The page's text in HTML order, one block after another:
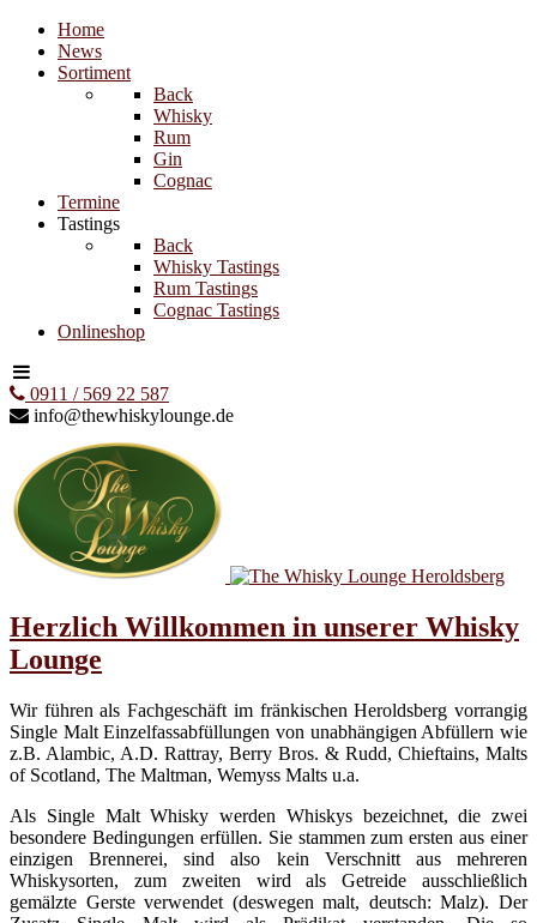
Home
News
Sortiment
Back
Whisky
Rum
Gin
Cognac
Termine
Tastings
Back
Whisky Tastings
Rum Tastings
Cognac Tastings
Onlineshop
0911 / 569 22 587
info@thewhiskylounge.de
Herzlich Willkommen in unserer Whisky
Lounge
Wir führen als Fachgeschäft im fränkischen Heroldsberg vorrangig
Single Malt Einzelfassabfüllungen von unabhängigen Abfüllern wie
z.B. Alambic, A.D. Rattray, Berry Bros. & Rudd, Chieftains, Malts
of Scotland, The Maltman, Wemyss Malts u.a.
Als Single Malt Whisky werden Whiskys bezeichnet, die zwei
besondere Bedingungen erfüllen. Sie stammen zum ersten aus einer
einzigen Brennerei, sind also kein Verschnitt aus mehreren
Whiskysorten, zum zweiten wird als Getreide ausschließlich
gemälzte Gerste verwendet (deswegen malt, deutsch: Malz). Der